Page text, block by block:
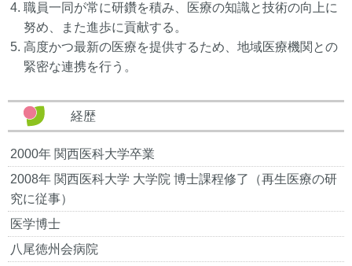
職員一同が常に研鑽を積み、医療の知識と技術の向上に
努め、また進歩に貢献する。
高度かつ最新の医療を提供するため、地域医療機関との
緊密な連携を行う。
経歴
2000年 関西医科大学卒業
2008年 関西医科大学 大学院 博士課程修了（再生医療の研
究に従事）
医学博士
八尾徳州会病院